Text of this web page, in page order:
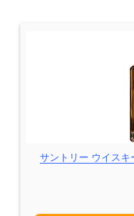
サントリー ウイスキ